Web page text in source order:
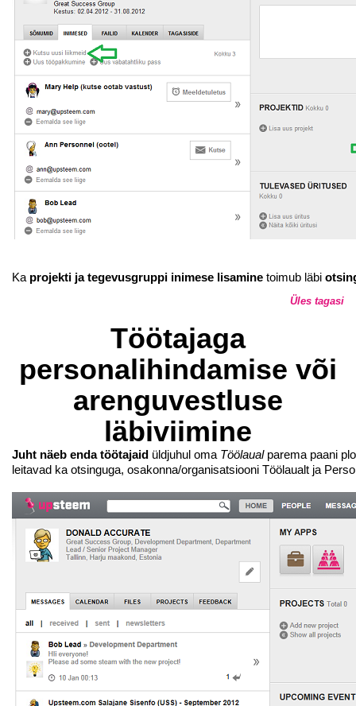
Ka projekti ja tegevusgruppi inimese lisamine toimub läbi
Üles tagasi
Töötajaga
personalihindamise või
arenguvestluse
läbiviimine
Juht näeb enda töötajaid üldjuhul oma Töölaualparema paani
leitavad ka otsinguga, osakonna/organisatsiooni Töölaualt ja